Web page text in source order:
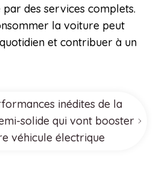
des services complets.
la voiture peut
et contribuer à un
inédites de la
solide qui vont booster
véhicule électrique